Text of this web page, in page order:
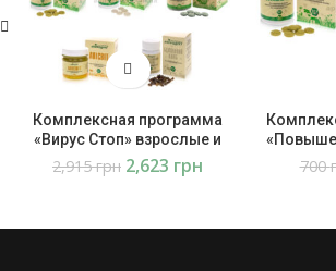
Комплексная программа
«Вирус Стоп» взрослые и
дети с 12 лет Апипродукт
2,915грн 2,623 грн
зимой и700